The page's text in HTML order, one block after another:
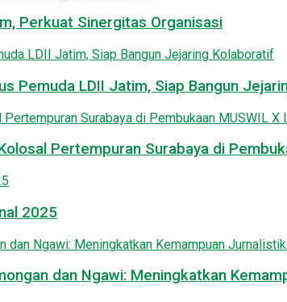
Perkuat Sinergitas Organisasi
Pemuda LDII Jatim, Siap Bangun
Pertempuran Surabaya di
2025
dan Ngawi: Meningkatkan